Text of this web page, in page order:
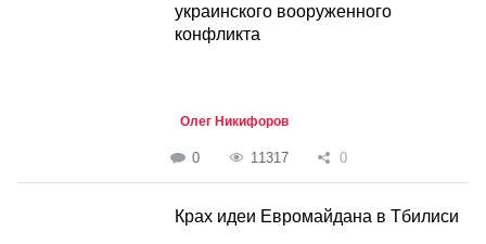
украинского вооруженного
конфликта
Олег Никифоров
0 11317 0
Крах идеи Евромайдана в Тбилиси